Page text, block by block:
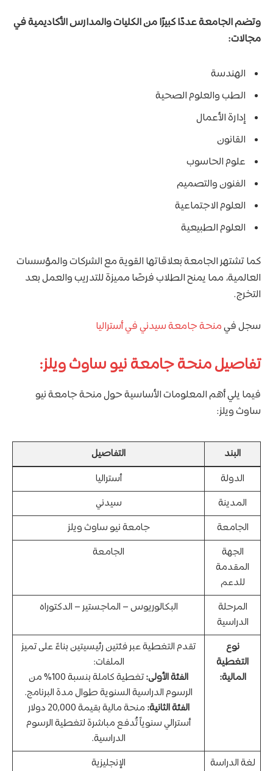
وتضم الجامعة عددًا كبيرًا من الكليات والمدارس الأكاديمية في
مجالات:
الهندسة
الطب والعلوم الصحية
إدارة الأعمال
القانون
علوم الحاسوب
الفنون والتصميم
العلوم الاجتماعية
العلوم الطبيعية
كما تشتهر الجامعة بعلاقاتها القوية مع الشركات والمؤسسات
العالمية، مما يمنح الطلاب فرصًا مميزة للتدريب والعمل بعد
التخرج.
سجل فيمنحة جامعة سيدني في أستراليا
تفاصيل منحة جامعة نيو ساوث ويلز:
فيما يلي أهم المعلومات الأساسية حول منحة جامعة نيو
ساوث ويلز:
البند
التفاصيل
الدولة
أستراليا
المدينة
سيدني
الجامعة
جامعة نيو ساوث ويلز
الجهة
المقدمة
للدعم
الجامعة
المرحلة
الدراسية
البكالوريوس – الماجستير – الدكتوراه
نوع
التغطية
المالية:
تقدم التغطية عبر فئتين رئيسيتين بناءً على تميز
الملفات:
الفئة الأولى:
تغطية كاملة بنسبة 100% من
الرسوم الدراسية السنوية طوال مدة البرنامج.
الفئة الثانية:
منحة مالية بقيمة 20,000 دولار
أسترالي سنوياً تُدفع مباشرة لتغطية الرسوم
الدراسية.
لغة الدراسة
الإنجليزية